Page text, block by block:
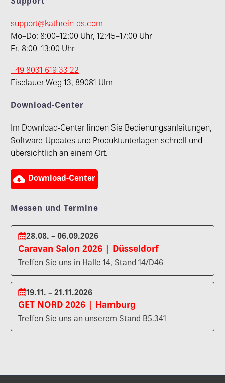
Support
support@kathrein-ds.com
Mo–Do: 8:00–12:00 Uhr, 12:45–17:00 Uhr
Fr. 8:00–13:00 Uhr
+49 8031 619 33 22
Eiselauer Weg 13, 89081 Ulm
Download-Center
Im Download-Center finden Sie Bedienungsanleitungen,
Software-Updates und Produktunterlagen schnell und
übersichtlich an einem Ort.
 Download-Center
Messen und Termine
28.08. – 06.09.2026
Caravan Salon 2026 | Düsseldorf
Treffen Sie uns in Halle 14, Stand 14/D46
19.11. – 21.11.2026
GET NORD 2026 | Hamburg
Treffen Sie uns an unserem Stand B5.341